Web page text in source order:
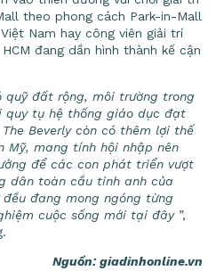
theo phong cách Park-in-Mall
Nam hay công viên giải trí
đang dần hình thành kế cận
quỹ đất rộng, môi trường trong
tụ hệ thống giáo dục đạt
Beverly còn có thêm lợi thế
Mỹ, mang tính hội nhập nên
để các con phát triển vượt
dân toàn cầu tinh anh của
đang mong ngóng từng
cuộc sống mới tại đây”,
Nguồn: giadinhonline.vn